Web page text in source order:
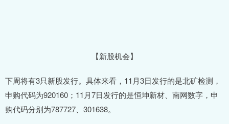
【新股机会】
下周将有3只新股发行。具体来看，11月3日发行的是北矿检测，
申购代码为920160；11月7日发行的是恒坤新材、南网数字，申
购代码分别为787727、301638。